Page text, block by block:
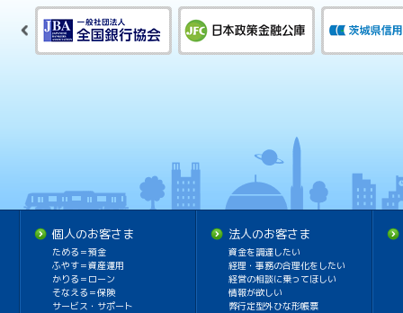
個人のお客さま
ためる＝預金
ふやす＝資産運用
かりる＝ローン
そなえる＝保険
サービス・サポート
法人のお客さま
資金を調達したい
経理・事務の合理化をしたい
経営の相談に乗ってほしい
情報が欲しい
弊行定型外ひな形帳票